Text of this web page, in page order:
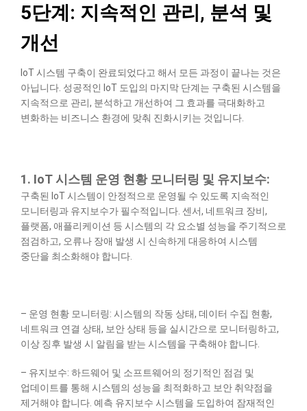
5단계: 지속적인 관리, 분석 및
개선
IoT 시스템 구축이 완료되었다고 해서 모든 과정이 끝나는 것은
아닙니다. 성공적인 IoT 도입의 마지막 단계는 구축된 시스템을
지속적으로 관리, 분석하고 개선하여 그 효과를 극대화하고
변화하는 비즈니스 환경에 맞춰 진화시키는 것입니다.
1. IoT 시스템 운영 현황 모니터링 및 유지보수:
구축된 IoT 시스템이 안정적으로 운영될 수 있도록 지속적인
모니터링과 유지보수가 필수적입니다. 센서, 네트워크 장비,
플랫폼, 애플리케이션 등 시스템의 각 요소별 성능을 주기적으로
점검하고, 오류나 장애 발생 시 신속하게 대응하여 시스템
중단을 최소화해야 합니다.
– 운영 현황 모니터링: 시스템의 작동 상태, 데이터 수집 현황,
네트워크 연결 상태, 보안 상태 등을 실시간으로 모니터링하고,
이상 징후 발생 시 알림을 받는 시스템을 구축해야 합니다.
– 유지보수: 하드웨어 및 소프트웨어의 정기적인 점검 및
업데이트를 통해 시스템의 성능을 최적화하고 보안 취약점을
제거해야 합니다. 예측 유지보수 시스템을 도입하여 잠재적인